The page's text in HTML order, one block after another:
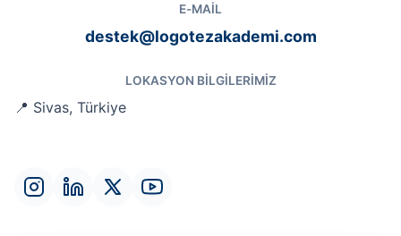
E-MAIL
destek@logotezakademi.com
LOKASYON BILGILERIMIZ
📍 Sivas, Türkiye